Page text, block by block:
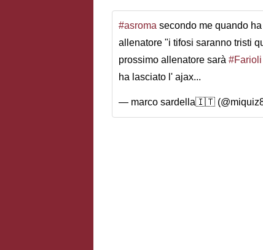
#asroma secondo me quando
allenatore "i tifosi saranno tristi
prossimo allenatore sarà #Farioli
ha lasciato l' ajax...
— marco sardella🇮🇹